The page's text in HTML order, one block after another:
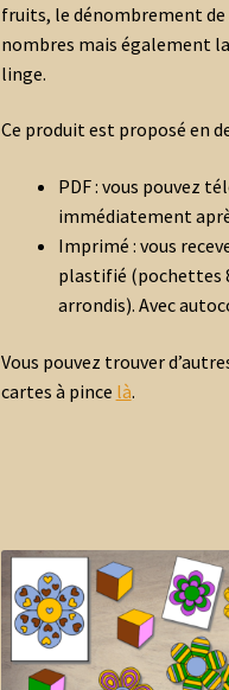
fruits, le dénombrement de
nombres mais également
linge.
Ce produit est proposé en
PDF: vous pouvez
immédiatement
Imprimé : vous
plastifié (pochettes
arrondis). Avec
Vous pouvez trouver
cartes à pince là.